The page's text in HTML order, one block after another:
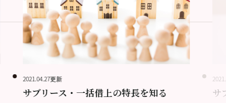
2021.04.27更新
サブリース・一括借上の特長を知る サ